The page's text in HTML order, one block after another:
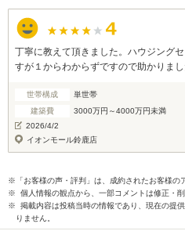
丁寧に教えて頂きました。ハウジング
すが１からわからずですので助かりまし
世帯構成
単世帯
建築費
3000万円～4000万円未満
2026/4/2
イオンモール鈴鹿店
※「お客様の声・評判」は、成約されたお客様の
※ 個人情報の観点から、一部コメントは修正・削
※ 掲載内容は投稿当時の情報であり、現在の提
りません。